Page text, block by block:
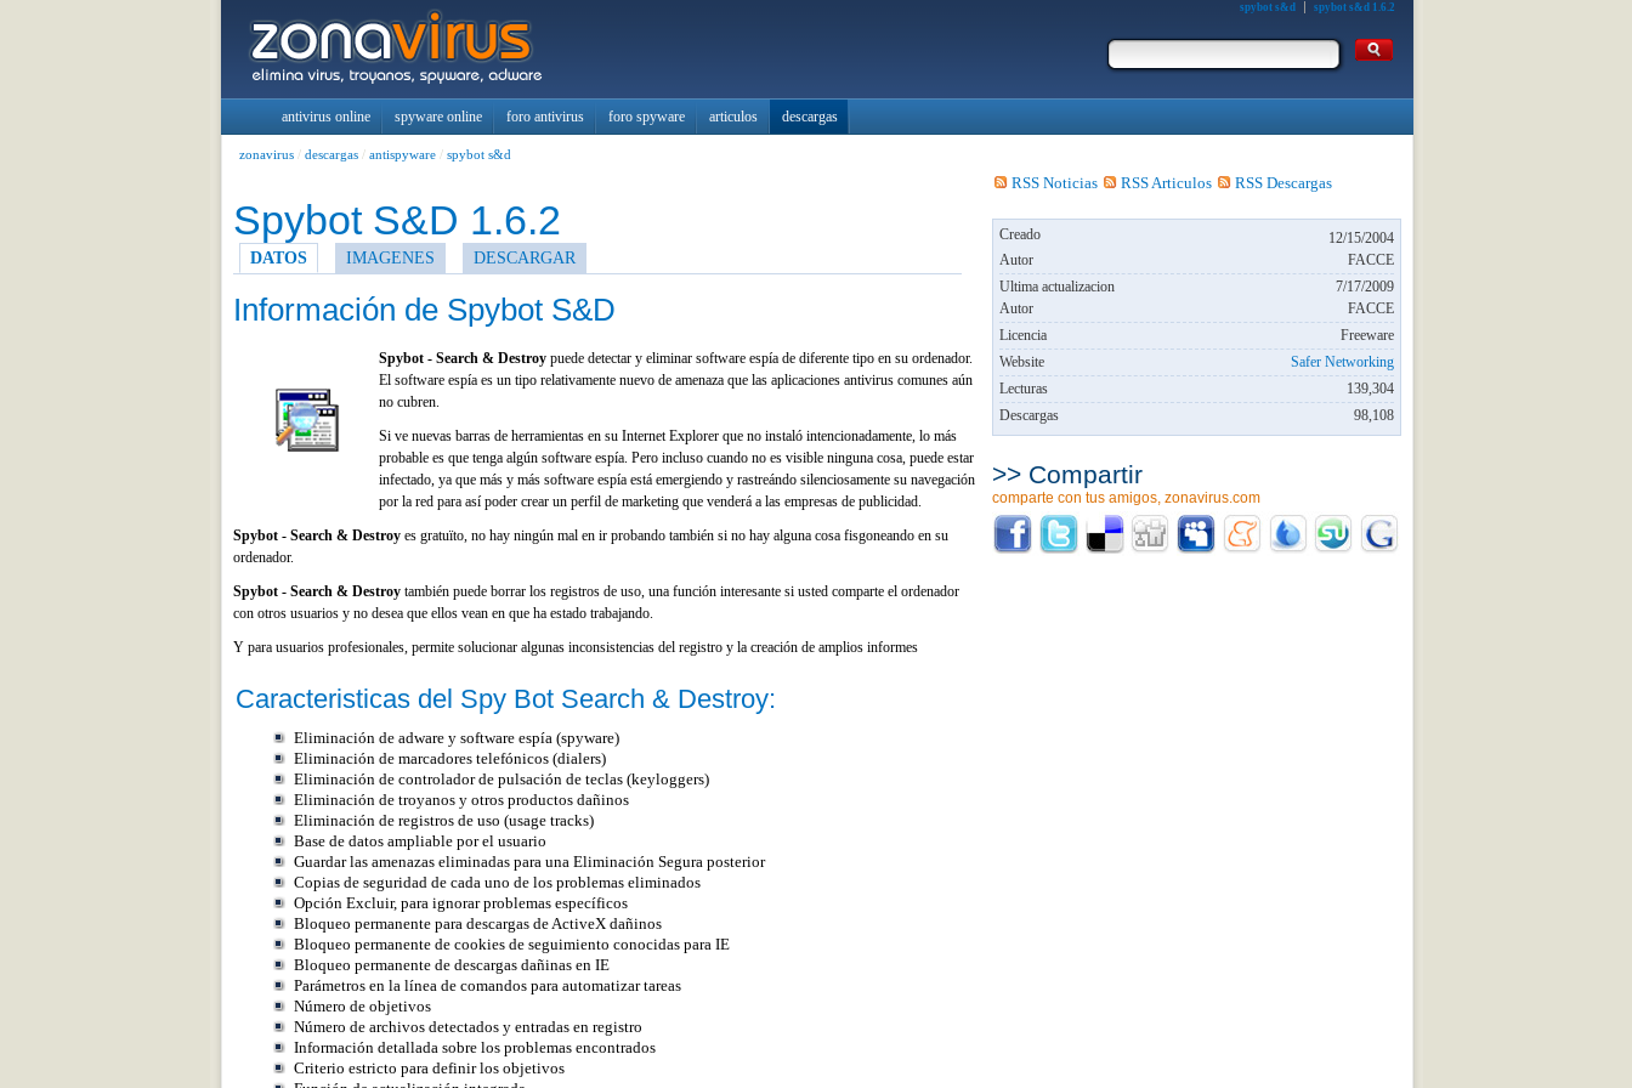
spybot s&d spybot s&d 1.6.2
antivirus online spyware online foro antivirus foro spyware articulos descargas
zonavirus/ descargas/ antispyware/ spybot s&d
Spybot S&D 1.6.2
DATOS IMAGENES DESCARGAR
Información de Spybot S&D
Spybot - Search & Destroypuede detectar y eliminar software espía de diferente tipo en su ordenador.
El software espía es un tipo relativamente nuevo de amenaza que las aplicaciones antivirus comunes aún
no cubren.
Si ve nuevas barras de herramientas en su Internet Explorer que no instaló intencionadamente, lo más
probable es que tenga algún software espía. Pero incluso cuando no es visible ninguna cosa, puede estar
infectado, ya que más y más software espía está emergiendo y rastreándo silenciosamente su navegación
por la red para así poder crear un perfil de marketing que venderá a las empresas de publicidad.
Spybot - Search & Destroyes gratuïto, no hay ningún mal en ir probando también si no hay alguna cosa fisgoneando en su
ordenador.
Spybot - Search & Destroytambién puede borrar los registros de uso, una función interesante si usted comparte el ordenador
con otros usuarios y no desea que ellos vean en que ha estado trabajando.
Y para usuarios profesionales, permite solucionar algunas inconsistencias del registro y la creación de amplios informes
Caracteristicas del Spy Bot Search & Destroy:
Eliminación de adware y software espía (spyware)
Eliminación de marcadores telefónicos (dialers)
Eliminación de controlador de pulsación de teclas (keyloggers)
Eliminación de troyanos y otros productos dañinos
Eliminación de registros de uso (usage tracks)
Base de datos ampliable por el usuario
Guardar las amenazas eliminadas para una Eliminación Segura posterior
Copias de seguridad de cada uno de los problemas eliminados
Opción Excluir, para ignorar problemas específicos
Bloqueo permanente para descargas de ActiveX dañinos
Bloqueo permanente de cookies de seguimiento conocidas para IE
Bloqueo permanente de descargas dañinas en IE
Parámetros en la línea de comandos para automatizar tareas
Número de objetivos
Número de archivos detectados y entradas en registro
Información detallada sobre los problemas encontrados
Criterio estricto para definir los objetivos
RSS Noticias RSS Articulos RSS Descargas
Creado
12/15/2004
Autor
FACCE
Ultima actualizacion
7/17/2009
Autor
FACCE
Licencia
Freeware
Website
Safer Networking
Lecturas
139,304
Descargas
98,108
>> Compartir
comparte con tus amigos, zonavirus.com